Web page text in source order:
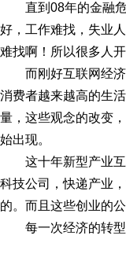
直到08年的金融
好，工作难找，失业
难找啊！所以很多人
而刚好互联网经
消费者越来越高的生
量，这些观念的改变
始出现。
这十年新型产业
科技公司，快递产业
的。而且这些创业的
每一次经济的转